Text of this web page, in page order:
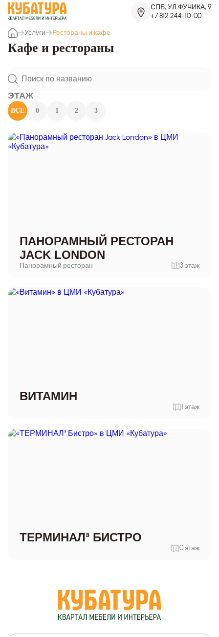
СПБ, УЛ.ФУЧИКА, 9
+7 812 244-10-00
Услуги
Рестораны и кафе
Кафе и рестораны
ЭТАЖ
ВСЕ 0 1 2 3
ПАНОРАМНЫЙ РЕСТОРАН
JACK LONDON
Панорамный ресторан 3 этаж
ВИТАМИН
1 этаж
ТЕРМИНАЛ³ БИСТРО
0 этаж